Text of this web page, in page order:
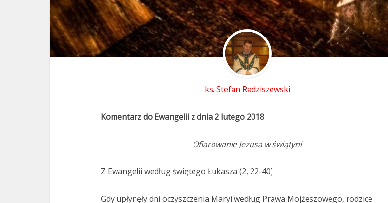
ks. Stefan Radziszewski
Komentarz do Ewangelii z dnia 2 lutego 2018
Ofiarowanie Jezusa w świątyni
Z Ewangelii według świętego Łukasza (2, 22-40)
Gdy upłynęły dni oczyszczenia Maryi według Prawa Mojżeszowego, rodzice